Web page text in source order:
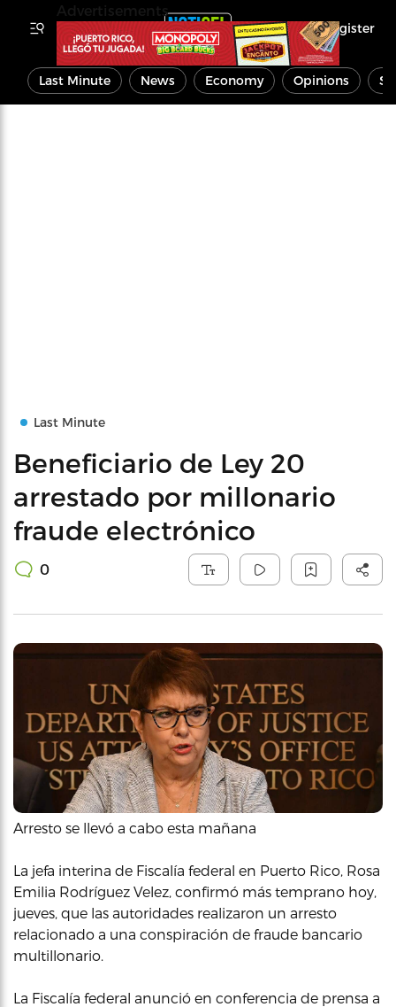
Register
Last Minute News Economy Opinions
Last Minute
Beneficiario de Ley 20
arrestado por millonario
fraude electrónico
0
Arresto se llevó a cabo esta mañana
La jefa interina de Fiscalía federal en Puerto Rico, Rosa
Emilia Rodríguez Velez, confirmó más temprano hoy,
jueves, que las autoridades realizaron un arresto
relacionado a una conspiración de fraude bancario
multillonario.
La Fiscalía federal anunció en conferencia de prensa a
Advertisements